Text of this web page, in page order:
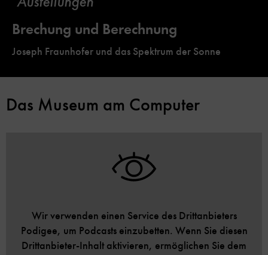
Brechung und Berechnung
Joseph Fraunhofer und das Spektrum der Sonne
Das Museum am Computer
Wir verwenden einen Service des Drittanbieters
Podigee, um Podcasts einzubetten. Wenn Sie diesen
Drittanbieter-Inhalt aktivieren, ermöglichen Sie dem